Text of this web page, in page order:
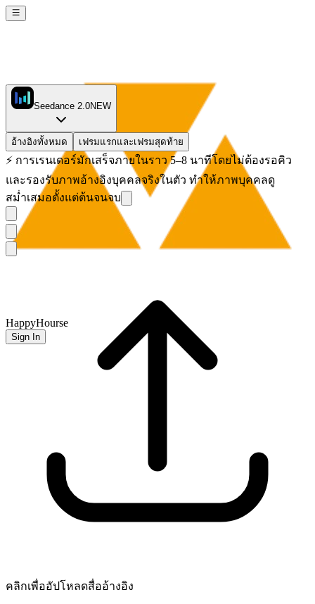
HappyHourse
Sign In
Seedance 2.0NEW
อ้างอิงทั้งหมด เฟรมแรกและเฟรมสุดท้าย
⚡ การเรนเดอร์มักเสร็จภายในราว 5–8 นาทีโดยไม่ต้องรอคิว
และรองรับภาพอ้างอิงบุคคลจริงในตัว ทำให้ภาพบุคคลดู
สม่ำเสมอตั้งแต่ต้นจนจบ
คลิกเพื่ออัปโหลดสื่ออ้างอิง